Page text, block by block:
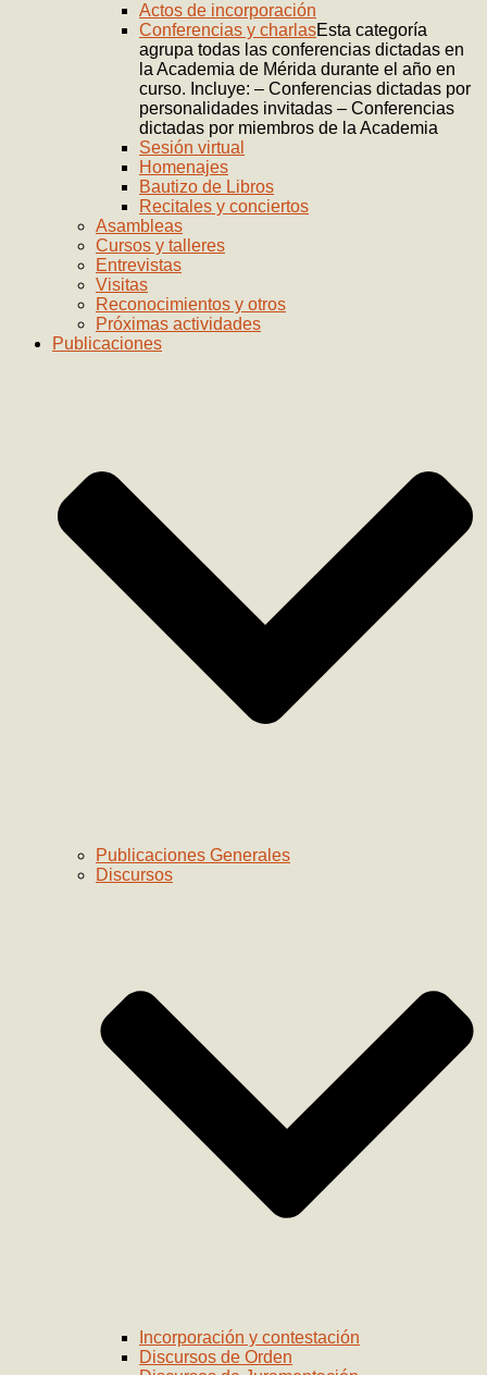
Actos de incorporación
Conferencias y charlasEsta categoría
agrupa todas las conferencias dictadas en
la Academia de Mérida durante el año en
curso. Incluye: – Conferencias dictadas por
personalidades invitadas – Conferencias
dictadas por miembros de la Academia
Sesión virtual
Homenajes
Bautizo de Libros
Recitales y conciertos
Asambleas
Cursos y talleres
Entrevistas
Visitas
Reconocimientos y otros
Próximas actividades
Publicaciones
Publicaciones Generales
Discursos
Incorporación y contestación
Discursos de Orden